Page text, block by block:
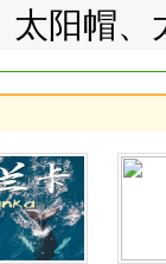
用品：
太阳帽、